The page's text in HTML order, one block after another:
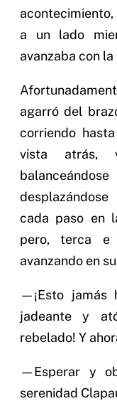
a un lado
avanzaba con
agarró del
corriendo
vista atrás,
cada paso en
pero, terca e
avanzando en
—¡Esto jamás
jadeante y
rebelado! Y
—Esperar y
serenidad